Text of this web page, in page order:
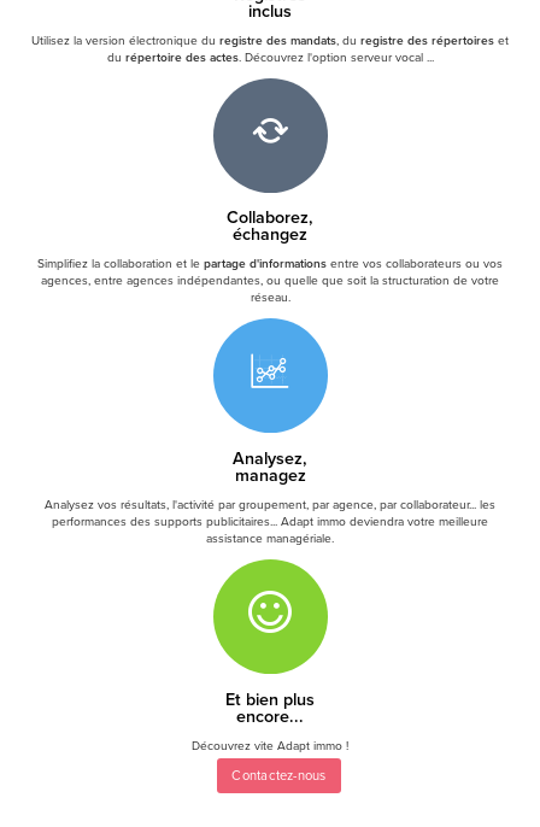
inclus
Utilisez la version électronique du registre des mandats, du registre des répertoires et
du répertoire des actes. Découvrez l'option serveur vocal ...
Collaborez,
échangez
Simplifiez la collaboration et le partage d'informations entre vos collaborateurs ou vos
agences, entre agences indépendantes, ou quelle que soit la structuration de votre
réseau.
Analysez,
managez
Analysez vos résultats, l'activité par groupement, par agence, par collaborateur... les
performances des supports publicitaires... Adapt immo deviendra votre meilleure
assistance managériale.
Et bien plus
encore...
Découvrez vite Adapt immo !
Contactez-nous